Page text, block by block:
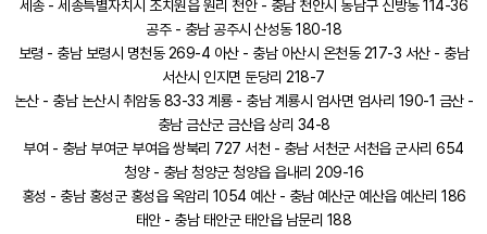
세종 - 세종특별자치시 조치원읍 원리 천안 - 충남 천안시 동남구 신방동 114-36
공주 - 충남 공주시 산성동 180-18
보령 - 충남 보령시 명천동 269-4 아산 - 충남 아산시 온천동 217-3 서산 - 충남
서산시 인지면 둔당리 218-7
논산 - 충남 논산시 취암동 83-33 계룡 - 충남 계룡시 엄사면 엄사리 190-1 금산 -
충남 금산군 금산읍 상리 34-8
부여 - 충남 부여군 부여읍 쌍북리 727 서천 - 충남 서천군 서천읍 군사리 654
청양 - 충남 청양군 청양읍 읍내리 209-16
홍성 - 충남 홍성군 홍성읍 옥암리 1054 예산 - 충남 예산군 예산읍 예산리 186
태안 - 충남 태안군 태안읍 남문리 188